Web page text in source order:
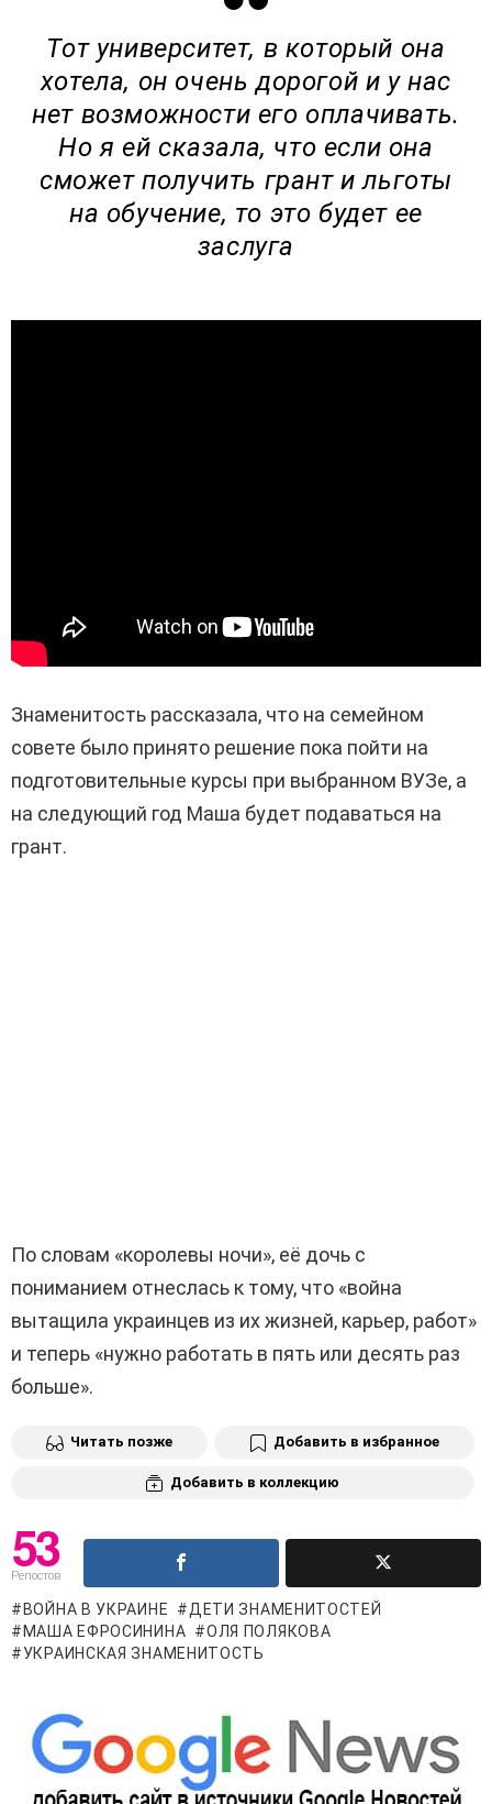
Тот университет, в который она
хотела, он очень дорогой и у нас
нет возможности его оплачивать.
Но я ей сказала, что если она
сможет получить грант и льготы
на обучение, то это будет ее
заслуга
Знаменитость рассказала, что на семейном
совете было принято решение пока пойти на
подготовительные курсы при выбранном ВУЗе, а
на следующий год Маша будет подаваться на
грант.
По словам «королевы ночи», её дочь с
пониманием отнеслась к тому, что «война
вытащила украинцев из их жизней, карьер, работ»
и теперь «нужно работать в пять или десять раз
больше».
Читать позже Добавить в избранное
Добавить в коллекцию
53
Репостов
ВОЙНА В УКРАИНЕ
ДЕТИ ЗНАМЕНИТОСТЕЙ
МАША ЕФРОСИНИНА
ОЛЯ ПОЛЯКОВА
УКРАИНСКАЯ ЗНАМЕНИТОСТЬ